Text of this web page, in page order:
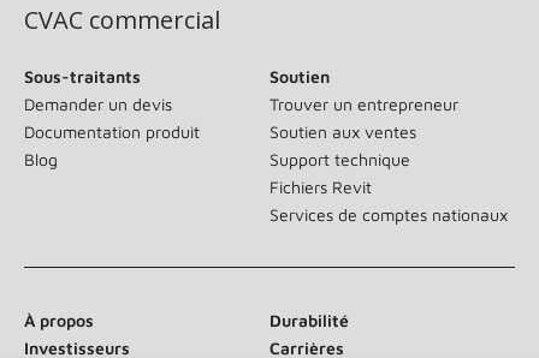
CVAC commercial
Sous-traitants
Demander un devis
Documentation produit
Blog
Soutien
Trouver un entrepreneur
Soutien aux ventes
Support technique
Fichiers Revit
Services de comptes nationaux
À propos
Durabilité
Investisseurs
Carrières